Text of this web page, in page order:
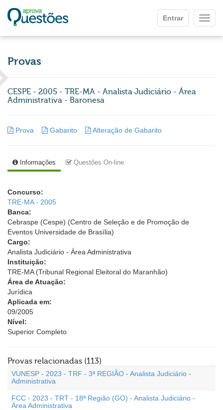
Entrar
Provas
CESPE - 2005 - TRE-MA - Analista Judiciário - Área
Administrativa - Baronesa
Prova Gabarito Alteração de Gabarito
Informações Questões On-line
Concurso:
TRE-MA - 2005
Banca:
Cebraspe (Cespe) (Centro de Seleção e de Promoção de
Eventos Universidade de Brasília)
Cargo:
Analista Judiciário - Área Administrativa
Instituição:
TRE-MA (Tribunal Regional Eleitoral do Maranhão)
Área de Atuação:
Jurídica
Aplicada em:
09/2005
Nível:
Superior Completo
Provas relacionadas (113)
VUNESP - 2023 - TRF - 3ª REGIÃO - Analista Judiciário -
Administrativa
FCC - 2023 - TRT - 18ª Região (GO) - Analista Judiciário -
Área Administrativa